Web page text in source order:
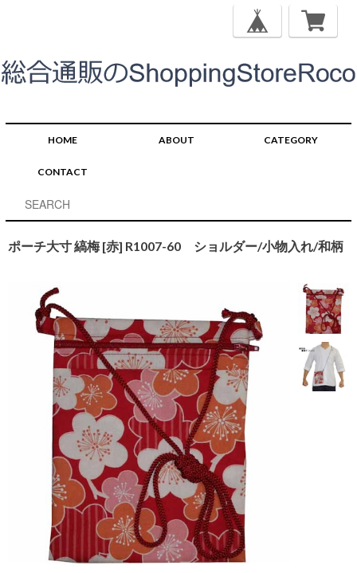
HOME ABOUT CATEGORY
CONTACT
ポーチ大寸 縞梅 [赤] R1007-60 ショルダー/小物入れ/和柄